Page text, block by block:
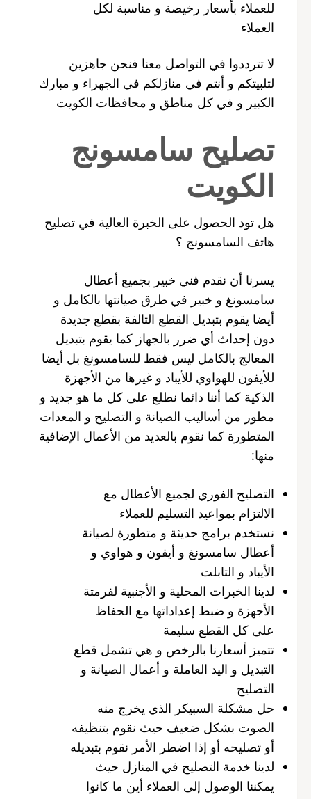
للعملاء بأسعار رخيصة و مناسبة لكل
العملاء
لا تترددوا في التواصل معنا فنحن جاهزين
لتلبيتكم و أنتم في منازلكم في الجهراء و مبارك
الكبير و في كل مناطق و محافظات الكويت
تصليح سامسونج
الكويت
هل تود الحصول على الخبرة العالية في تصليح
هاتف السامسونج ؟
يسرنا أن نقدم فني خبير بجميع أعطال
سامسونغ و خبير في طرق صيانتها بالكامل و
أيضا يقوم بتبديل القطع التالفة بقطع جديدة
دون إحداث أي ضرر بالجهاز كما يقوم بتبديل
المعالج بالكامل ليس فقط للسامسونغ بل أيضا
للأيفون للهواوي للأيباد و غيرها من الأجهزة
الذكية كما أننا دائما نطلع على كل ما هو جديد و
مطور من أساليب الصيانة و التصليح و المعدات
المتطورة كما نقوم بالعديد من الأعمال الإضافية
منها:
التصليح الفوري لجميع الأعطال مع
الالتزام بمواعيد التسليم للعملاء
نستخدم برامج حديثة و متطورة لصيانة
أعطال سامسونغ و أيفون و هواوي و
الأيباد و التابلت
لدينا الخبرات المحلية و الأجنبية لفرمتة
الأجهزة و ضبط إعداداتها مع الحفاظ
على كل القطع سليمة
تتميز أسعارنا بالرخص و هي تشمل قطع
التبديل و اليد العاملة و أعمال الصيانة و
التصليح
حل مشكلة السبيكر الذي يخرج منه
الصوت بشكل ضعيف حيث نقوم بتنظيفه
أو تصليحه أو إذا اضطر الأمر نقوم بتبديله
لدينا خدمة التصليح في المنازل حيث
يمكننا الوصول إلى العملاء أين ما كانوا